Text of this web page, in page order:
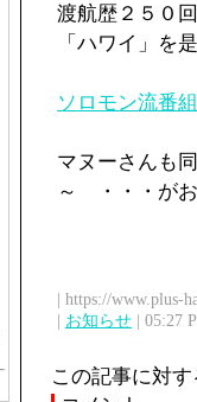
渡航歴２５０
「ハワイ」を
ソロモン流番
マヌーさんも
～ ・・・がお
| https://www.plus-
| お知らせ | 05:27
この記事に対